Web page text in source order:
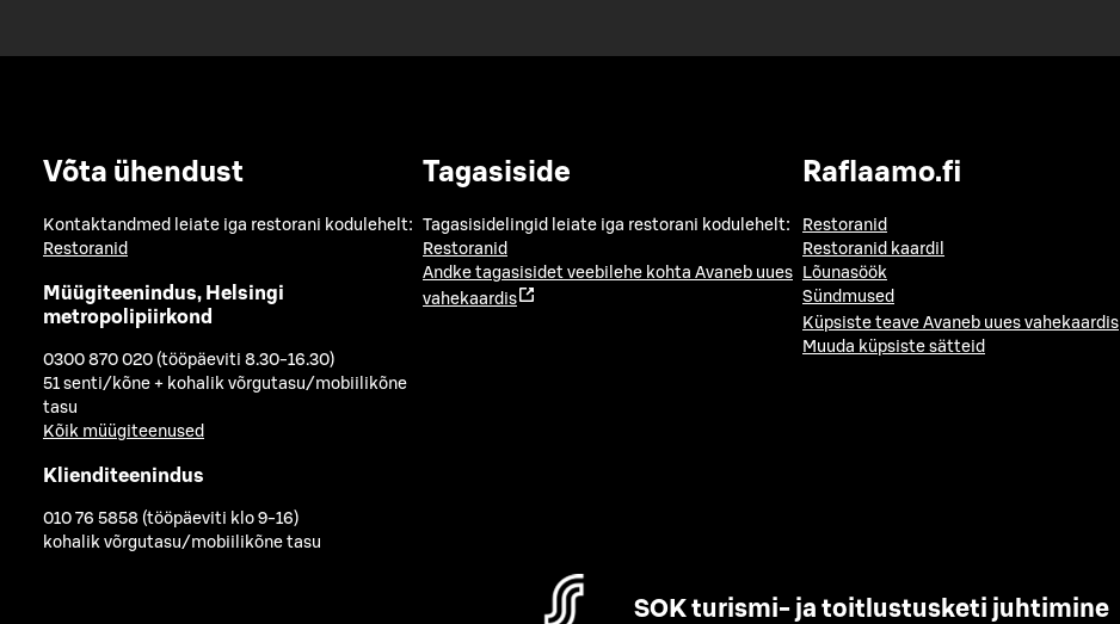
Võta ühendust
Kontaktandmed leiate iga restorani kodulehelt:
Restoranid
Müügiteenindus, Helsingi
metropolipiirkond
0300 870 020 (tööpäeviti 8.30-16.30)
51 senti/kõne + kohalik võrgutasu/mobiilikõne
tasu
Kõik müügiteenused
Klienditeenindus
010 76 5858 (tööpäeviti klo 9-16)
kohalik võrgutasu/mobiilikõne tasu
Tagasiside
Tagasisidelingid leiate iga restorani kodulehelt:
Restoranid
Andke tagasisidet veebilehe kohta Avaneb uues
vahekaardis
Raflaamo.fi
Restoranid
Restoranid kaardil
Lõunasöök
Sündmused
Küpsiste teave Avaneb uues vahekaardis
Muuda küpsiste sätteid
SOK turismi- ja toitlustusketi juhtimine